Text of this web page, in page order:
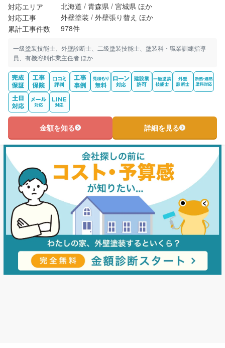
対応エリア
北海道 / 青森県 / 宮城県 ほか
対応工事
外壁塗装 / 外壁張り替え ほか
累計工事件数
978件
一級塗装技能士、外壁診断士、二級塗装技能士、塗装科・職業訓練指導
員、有機溶剤作業主任者 ほか
金額を知る 詳細を見る